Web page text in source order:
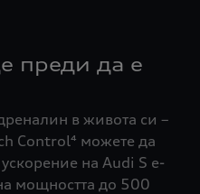
преди да е
в живота си –
Control⁴ можете да
на Audi S e-
мощността до 500